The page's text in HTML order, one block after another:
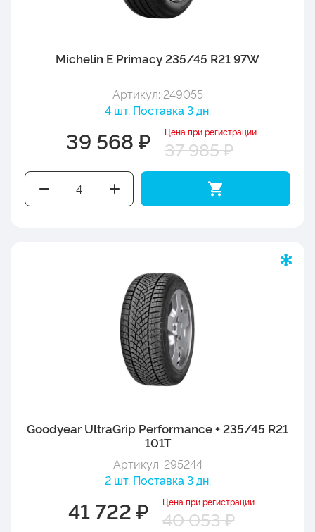
Michelin E Primacy 235/45 R21 97W
Артикул: 249055
4 шт. Поставка 3 дн.
39 568 ₽ Цена при регистрации
37 985 ₽
Goodyear UltraGrip Performance + 235/45 R21
101T
Артикул: 295244
2 шт. Поставка 3 дн.
41 722 ₽ Цена при регистрации
40 053 ₽